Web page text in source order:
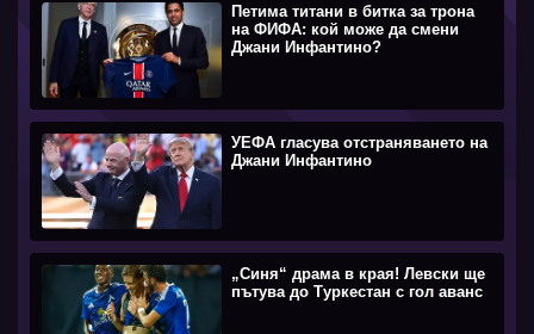
Петима титани в битка за трона
на ФИФА: кой може да смени
Джани Инфантино?
УЕФА гласува отстраняването на
Джани Инфантино
„Синя“ драма в края! Левски ще
пътува до Туркестан с гол аванс